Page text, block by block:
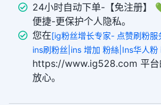
24小时自动下单-【免注册】
便捷-更保护个人隐私。
您在[ig粉丝增长专家- 点赞刷粉
ins刷粉丝|ins 增加 粉絲|Ins华人
https://www.ig528.com 平台
放心。